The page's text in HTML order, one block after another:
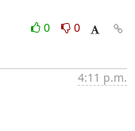
0
0
4:11 p.m.